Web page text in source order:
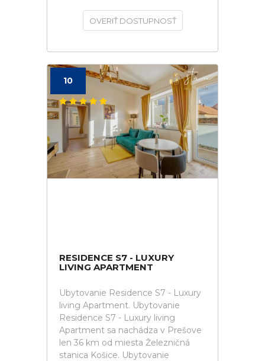
OVERIŤ DOSTUPNOSŤ
10
RESIDENCE S7 - LUXURY
LIVING APARTMENT
Ubytovanie Residence S7 - Luxury
living Apartment. Ubytovanie
Residence S7 - Luxury living
Apartment sa nachádza v Prešove
len 36 km od miesta Železničná
stanica Košice. Ubytovanie